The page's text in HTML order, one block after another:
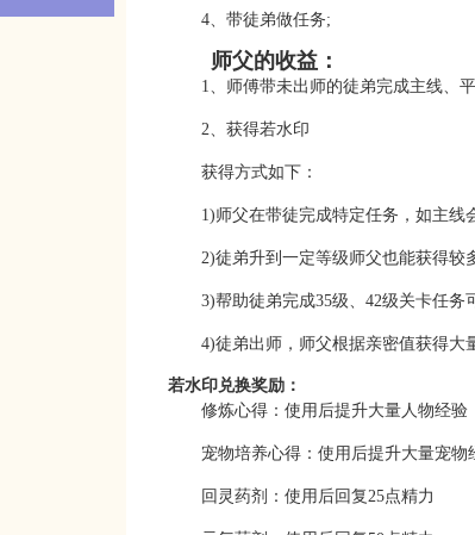
4、带徒弟做任务;
师父的收益：
1、师傅带未出师的徒弟完成主线、
2、获得若水印
获得方式如下：
1)师父在带徒完成特定任务，如主线
2)徒弟升到一定等级师父也能获得较
3)帮助徒弟完成35级、42级关卡任务
4)徒弟出师，师父根据亲密值获得大
若水印兑换奖励：
修炼心得：使用后提升大量人物经验
宠物培养心得：使用后提升大量宠物
回灵药剂：使用后回复25点精力